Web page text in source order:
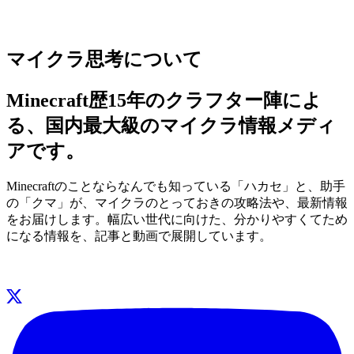
マイクラ思考について
Minecraft歴15年のクラフター陣によ
る、国内最大級のマイクラ情報メディ
アです。
Minecraftのことならなんでも知っている「ハカセ」と、助手
の「クマ」が、マイクラのとっておきの攻略法や、最新情報
をお届けします。幅広い世代に向けた、分かりやすくてため
になる情報を、記事と動画で展開しています。